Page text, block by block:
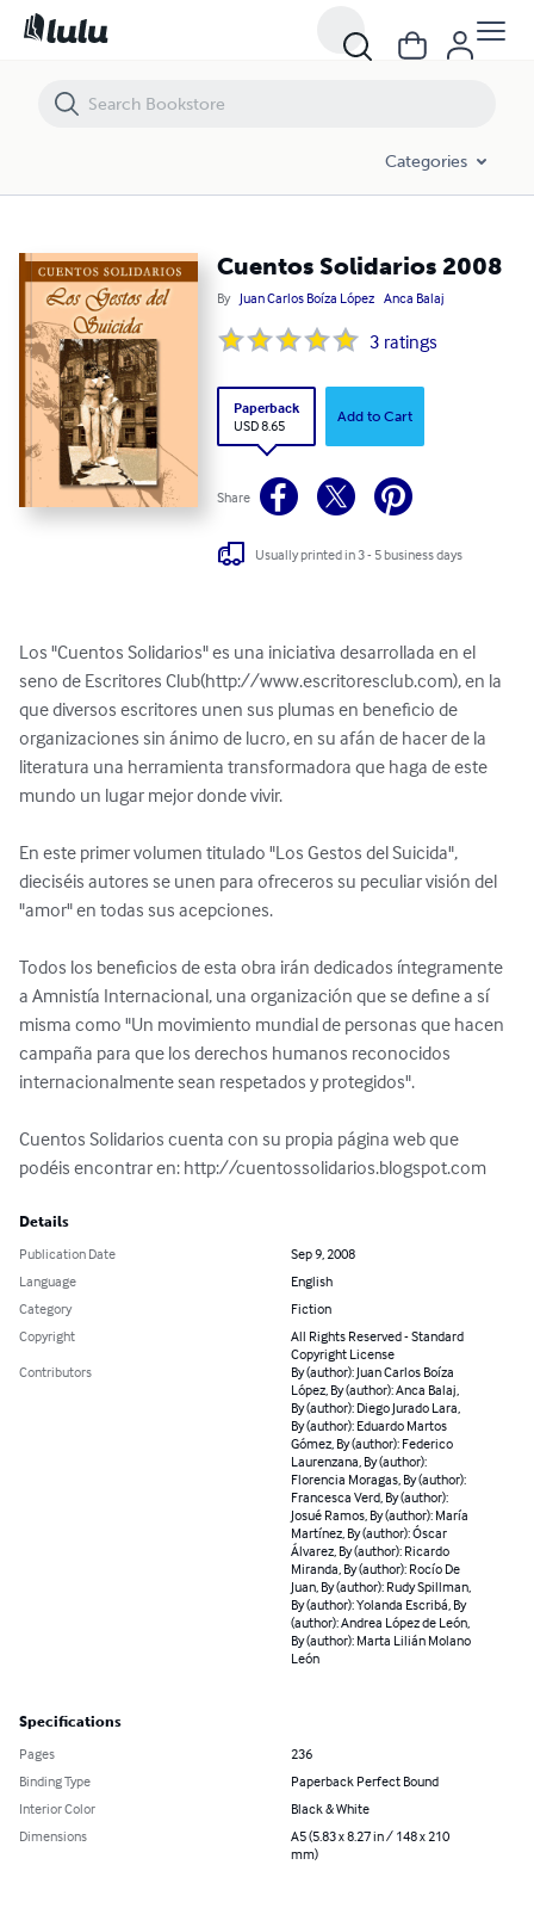
Categories
Cuentos Solidarios 2008
By Juan Carlos Boíza López Anca Balaj
3 ratings
Paperback
USD 8.65
Add to Cart
Share
Usually printed in 3 - 5 business days
Los "Cuentos Solidarios" es una iniciativa desarrollada en el
seno de Escritores Club(http://www.escritoresclub.com), en la
que diversos escritores unen sus plumas en beneficio de
organizaciones sin ánimo de lucro, en su afán de hacer de la
literatura una herramienta transformadora que haga de este
mundo un lugar mejor donde vivir.
En este primer volumen titulado "Los Gestos del Suicida",
dieciséis autores se unen para ofreceros su peculiar visión del
"amor" en todas sus acepciones.
Todos los beneficios de esta obra irán dedicados íntegramente
a Amnistía Internacional, una organización que se define a sí
misma como "Un movimiento mundial de personas que hacen
campaña para que los derechos humanos reconocidos
internacionalmente sean respetados y protegidos".
Cuentos Solidarios cuenta con su propia página web que
podéis encontrar en: http://cuentossolidarios.blogspot.com
Details
Publication Date
Sep 9, 2008
Language
English
Category
Fiction
Copyright
All Rights Reserved - Standard
Copyright License
Contributors
By (author): Juan Carlos Boíza
López, By (author): Anca Balaj,
By (author): Diego Jurado Lara,
By (author): Eduardo Martos
Gómez, By (author): Federico
Laurenzana, By (author):
Florencia Moragas, By (author):
Francesca Verd, By (author):
Josué Ramos, By (author): María
Martínez, By (author): Óscar
Álvarez, By (author): Ricardo
Miranda, By (author): Rocío De
Juan, By (author): Rudy Spillman,
By (author): Yolanda Escribá, By
(author): Andrea López de León,
By (author): Marta Lilián Molano
León
Specifications
Pages
236
Binding Type
Paperback Perfect Bound
Interior Color
Black & White
Dimensions
A5 (5.83 x 8.27 in / 148 x 210
mm)
Cuentos Solidarios 2008